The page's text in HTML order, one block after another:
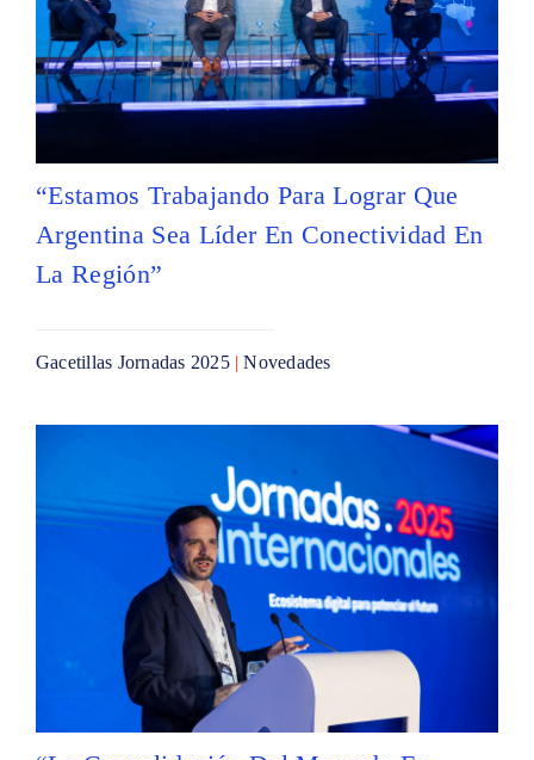
“Estamos Trabajando Para Lograr Que
Argentina Sea Líder En Conectividad En
La Región”
Gacetillas Jornadas 2025|Novedades